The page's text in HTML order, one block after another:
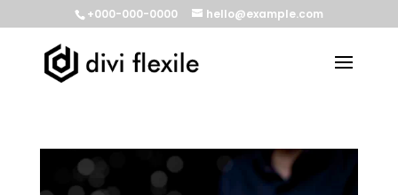
+000-000-0000 hello@example.com